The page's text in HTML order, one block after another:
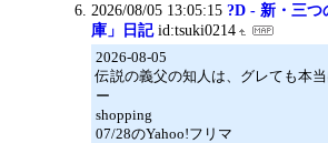
2026/08/05 13:05:15 ?D - 新・三つ
庫」日記 id:tsuki0214
2026-08-05
伝説の義父の知人は、グレても本
ー
shopping
07/28のYahoo!フリマ